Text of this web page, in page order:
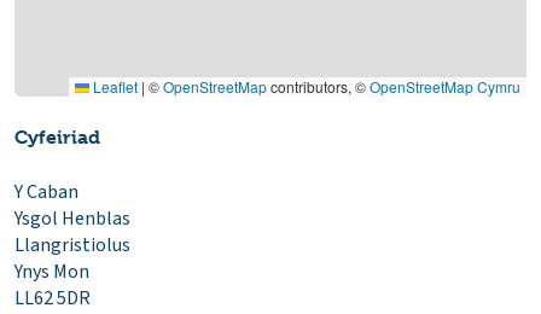
Leaflet | ©OpenStreetMapcontributors, ©OpenStreetMap Cymru
Cyfeiriad
Y Caban
Ysgol Henblas
Llangristiolus
Ynys Mon
LL62 5DR